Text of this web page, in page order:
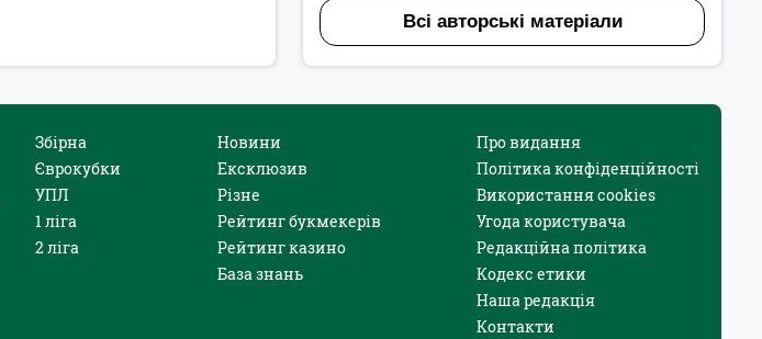
Всі авторські матеріали
Збірна
Єврокубки
УПЛ
1 ліга
2 ліга
Новини
Ексклюзив
Різне
Рейтинг букмекерів
Рейтинг казино
База знань
Про видання
Політика конфіденційності
Використання cookies
Угода користувача
Редакційна політика
Кодекс етики
Наша редакція
Контакти